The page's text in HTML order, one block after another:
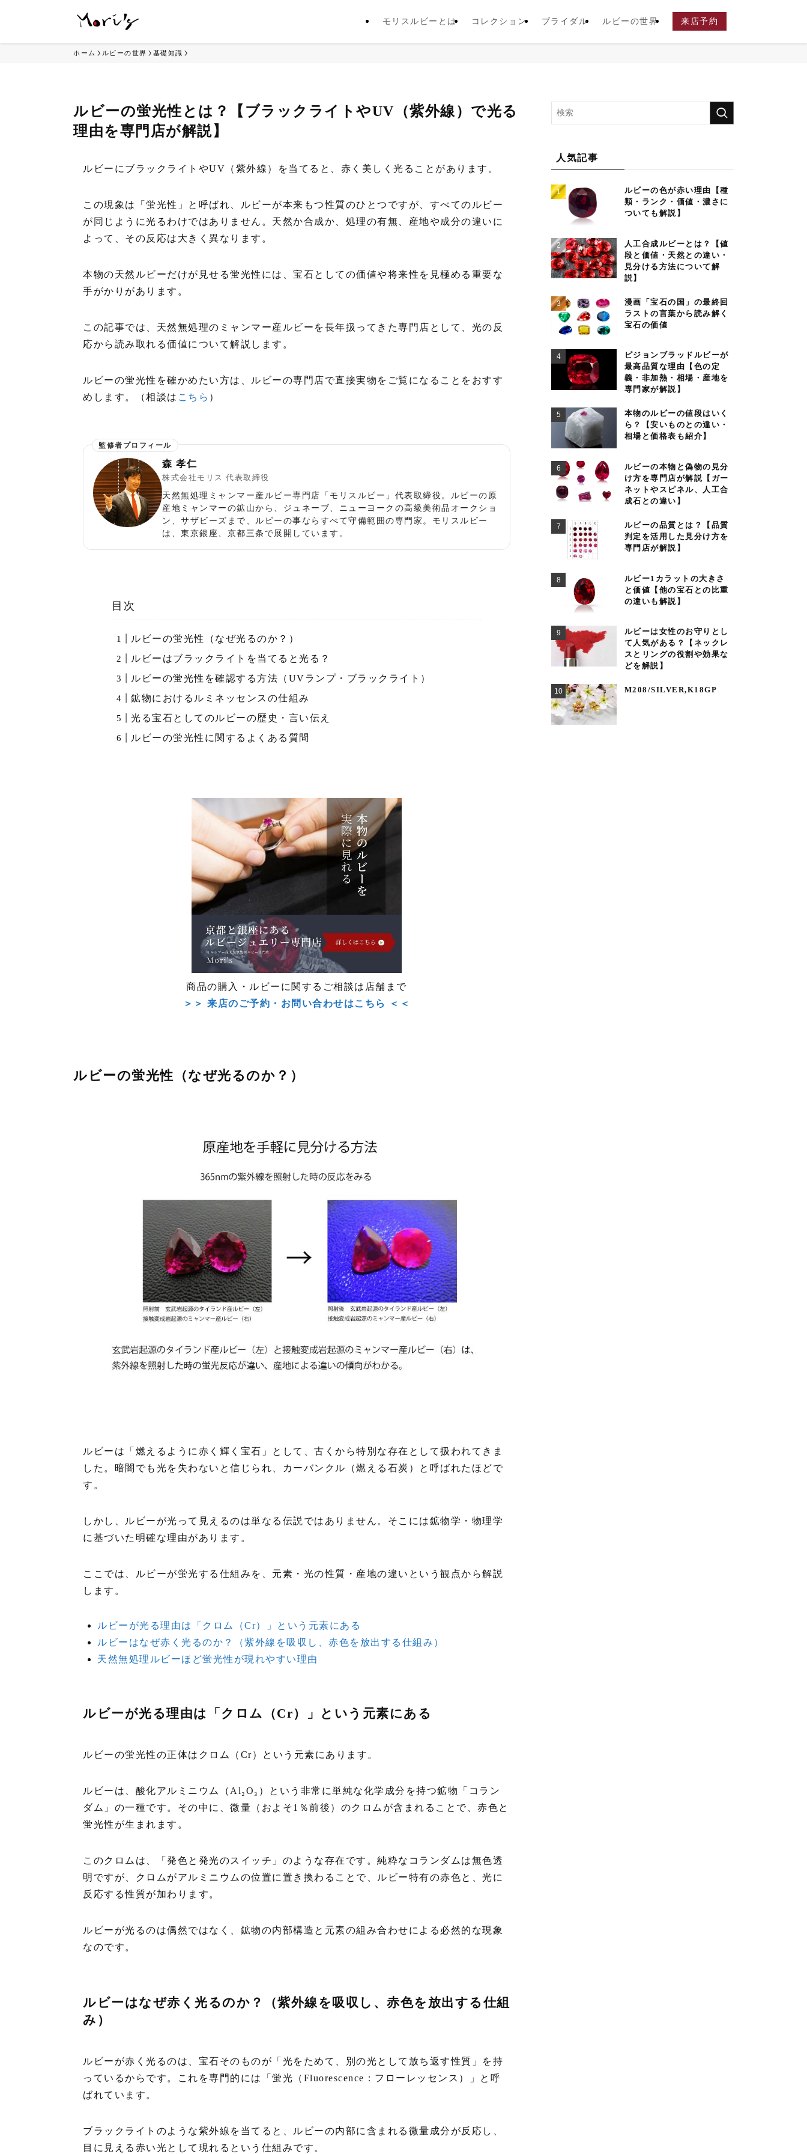
モリスルビーとは コレクション ブライダル ルビーの世界 来店予約
ホーム ルビーの世界 基礎知識
ルビーの蛍光性とは？【ブラックライトやUV（紫外線）で光る
理由を専門店が解説】
ルビーにブラックライトやUV（紫外線）を当てると、赤く美しく光ることがあります。
この現象は「蛍光性」と呼ばれ、ルビーが本来もつ性質のひとつですが、すべてのルビー
が同じように光るわけではありません。天然か合成か、処理の有無、産地や成分の違いに
よって、その反応は大きく異なります。
本物の天然ルビーだけが見せる蛍光性には、宝石としての価値や将来性を見極める重要な
手がかりがあります。
この記事では、天然無処理のミャンマー産ルビーを長年扱ってきた専門店として、光の反
応から読み取れる価値について解説します。
ルビーの蛍光性を確かめたい方は、ルビーの専門店で直接実物をご覧になることをおすす
めします。（相談は こちら ）
森 孝仁
株式会社モリス 代表取締役
天然無処理ミャンマー産ルビー専門店「モリスルビー」代表取締役。ルビーの原
産地ミャンマーの鉱山から、ジュネーブ、ニューヨークの高級美術品オークショ
ン、サザビーズまで、ルビーの事ならすべて守備範囲の専門家。モリスルビー
は、東京銀座、京都三条で展開しています。
目次
ルビーの蛍光性（なぜ光るのか？）
ルビーはブラックライトを当てると光る？
ルビーの蛍光性を確認する方法（UVランプ・ブラックライト）
鉱物におけるルミネッセンスの仕組み
光る宝石としてのルビーの歴史・言い伝え
ルビーの蛍光性に関するよくある質問
商品の購入・ルビーに関するご相談は店舗まで
＞＞ 来店のご予約・お問い合わせはこちら ＜＜
ルビーの蛍光性（なぜ光るのか？）
ルビーは「燃えるように赤く輝く宝石」として、古くから特別な存在として扱われてきま
した。暗闇でも光を失わないと信じられ、カーバンクル（燃える石炭）と呼ばれたほどで
す。
しかし、ルビーが光って見えるのは単なる伝説ではありません。そこには鉱物学・物理学
に基づいた明確な理由があります。
ここでは、ルビーが蛍光する仕組みを、元素・光の性質・産地の違いという観点から解説
します。
ルビーが光る理由は「クロム（Cr）」という元素にある
ルビーはなぜ赤く光るのか？（紫外線を吸収し、赤色を放出する仕組み）
天然無処理ルビーほど蛍光性が現れやすい理由
ルビーが光る理由は「クロム（Cr）」という元素にある
ルビーの蛍光性の正体はクロム（Cr）という元素にあります。
ルビーは、酸化アルミニウム（Al₂O₃）という非常に単純な化学成分を持つ鉱物「コラン
ダム」の一種です。その中に、微量（およそ1％前後）のクロムが含まれることで、赤色と
蛍光性が生まれます。
このクロムは、「発色と発光のスイッチ」のような存在です。純粋なコランダムは無色透
明ですが、クロムがアルミニウムの位置に置き換わることで、ルビー特有の赤色と、光に
反応する性質が加わります。
ルビーが光るのは偶然ではなく、鉱物の内部構造と元素の組み合わせによる必然的な現象
なのです。
ルビーはなぜ赤く光るのか？（紫外線を吸収し、赤色を放出する仕組
み）
ルビーが赤く光るのは、宝石そのものが「光をためて、別の光として放ち返す性質」を持
っているからです。これを専門的には「蛍光（Fluorescence：フローレッセンス）」と呼
ばれています。
ブラックライトのような紫外線を当てると、ルビーの内部に含まれる微量成分が反応し、
目に見える赤い光として現れるという仕組みです。
人気記事
ルビーの色が赤い理由【種
類・ランク・価値・濃さに
ついても解説】
人工合成ルビーとは？【値
段と価値・天然との違い・
見分ける方法について解
説】
漫画「宝石の国」の最終回
ラストの言葉から読み解く
宝石の価値
ピジョンブラッドルビーが
最高品質な理由【色の定
義・非加熱・相場・産地を
専門家が解説】
本物のルビーの値段はいく
ら？【安いものとの違い・
相場と価格表も紹介】
ルビーの本物と偽物の見分
け方を専門店が解説【ガー
ネットやスピネル、人工合
成石との違い】
ルビーの品質とは？【品質
判定を活用した見分け方を
専門店が解説】
ルビー1カラットの大きさ
と価値【他の宝石との比重
の違いも解説】
ルビーは女性のお守りとし
て人気がある？【ネックレ
スとリングの役割や効果な
どを解説】
M208/SILVER,K18GP